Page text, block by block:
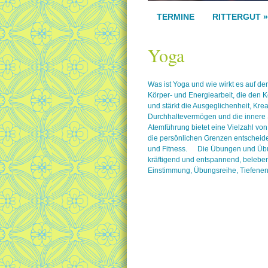
TERMINE RITTERGUT »
Yoga
Was ist Yoga und wie wirkt es auf
Körper- und Energiearbeit, die den
und stärkt die Ausgeglichenheit,
Durchhaltevermögen und die
Atemführung bietet eine Vielzahl
die persönlichen Grenzen
und Fitness. Die Übungen und
kräftigend und entspannend,
Einstimmung, Übungsreihe,